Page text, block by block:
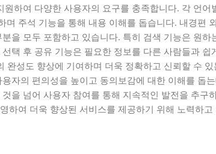
원하여 다양한 사용자의 요구를 충족합니다. 각 언어
며 주석 기능을 통해 내용 이해를 돕습니다. 내경편
을 모두 포함하고 있습니다. 특히 검색 기능은 원하
택 후 공유 기능은 필요한 정보를 다른 사람들과 쉽
완성도 향상에 기여하며 더욱 정확하고 신뢰할 수
자의 편의성을 높이고 동의보감에 대한 이해를 돕
을 넘어 사용자 참여를 통해 지속적인 발전을 추구
하여 더욱 향상된 서비스를 제공하기 위해 노력하고